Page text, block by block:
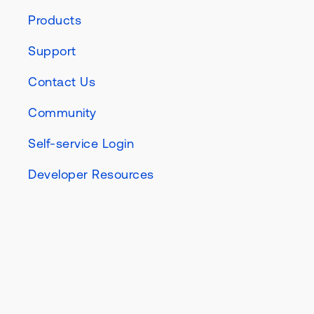
Products
Support
Contact Us
Community
Self-service Login
Developer Resources